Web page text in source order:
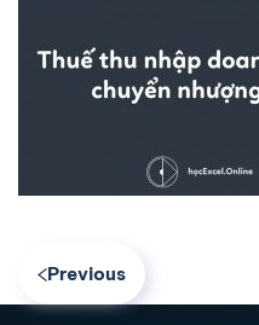
Previous